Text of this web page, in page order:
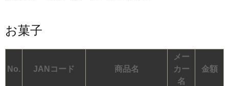
お菓子
No. JANコード 商品名
メー
カー
名
金額